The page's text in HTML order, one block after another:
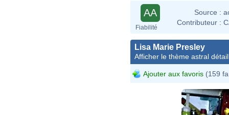
AA
Fiabilité
Source :
Contributeur :
Lisa Marie Presley
Afficher le thème astral
Ajouter aux favoris (159